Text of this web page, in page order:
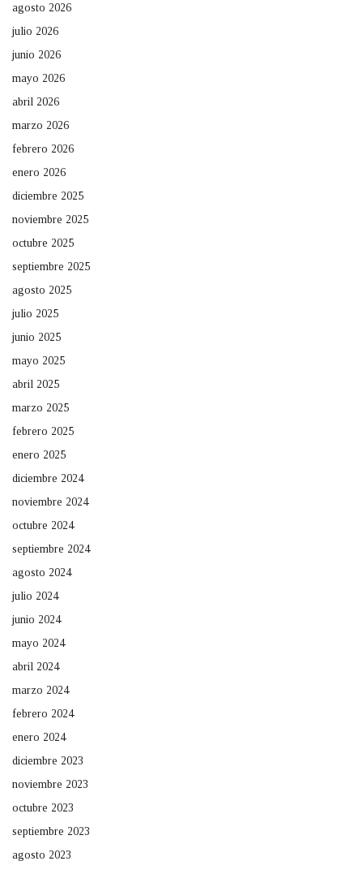
agosto 2026
julio 2026
junio 2026
mayo 2026
abril 2026
marzo 2026
febrero 2026
enero 2026
diciembre 2025
noviembre 2025
octubre 2025
septiembre 2025
agosto 2025
julio 2025
junio 2025
mayo 2025
abril 2025
marzo 2025
febrero 2025
enero 2025
diciembre 2024
noviembre 2024
octubre 2024
septiembre 2024
agosto 2024
julio 2024
junio 2024
mayo 2024
abril 2024
marzo 2024
febrero 2024
enero 2024
diciembre 2023
noviembre 2023
octubre 2023
septiembre 2023
agosto 2023